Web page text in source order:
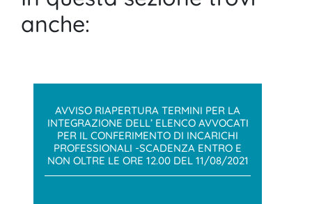
anche:
AVVISO RIAPERTURA TERMINI PER LA
INTEGRAZIONE DELL’ ELENCO AVVOCATI
PER IL CONFERIMENTO DI INCARICHI
PROFESSIONALI -SCADENZA ENTRO E
NON OLTRE LE ORE 12.00 DEL 11/08/2021